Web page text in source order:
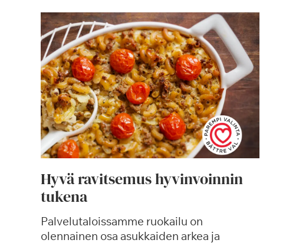
Hyvä ravitsemus hyvinvoinnin
tukena
Palvelutaloissamme ruokailu on
olennainen osa asukkaiden arkea ja